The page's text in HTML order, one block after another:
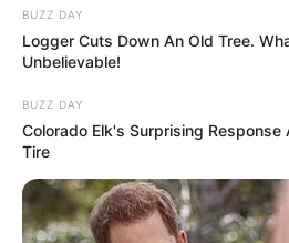
BUZZ DAY
Logger Cuts Down An Old Tree.
Unbelievable!
BUZZ DAY
Colorado Elk's Surprising Response
Tire